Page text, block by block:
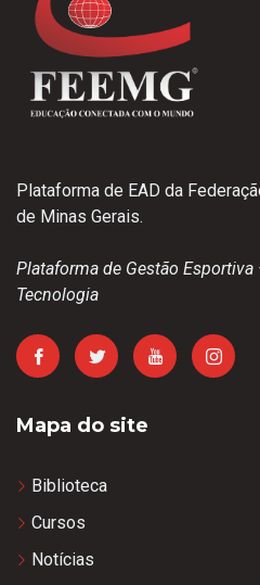
Plataforma de EAD da
de Minas Gerais.
Plataforma de Gestão
Tecnologia
Mapa do site
Biblioteca
Cursos
Notícias